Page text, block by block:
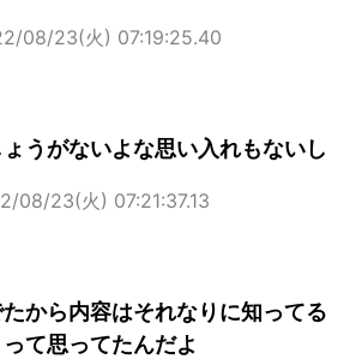
08/23(火) 07:19:25.40
うがないよな思い入れもないし
08/23(火) 07:21:37.13
から内容はそれなりに知ってる
て思ってたんだよ